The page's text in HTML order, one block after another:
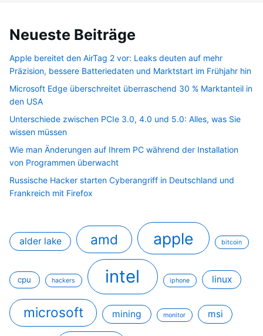
Neueste Beiträge
Apple bereitet den AirTag 2 vor: Leaks deuten auf mehr
Präzision, bessere Batteriedaten und Marktstart im Frühjahr hin
Microsoft Edge überschreitet überraschend 30 % Marktanteil in
den USA
Unterschiede zwischen PCIe 3.0, 4.0 und 5.0: Alles, was Sie
wissen müssen
Wie man Änderungen auf Ihrem PC während der Installation
von Programmen überwacht
Russische Hacker starten Cyberangriff in Deutschland und
Frankreich mit Firefox
alder lake amd apple bitcoin
cpu hackers intel iphone linux
microsoft mining monitor msi